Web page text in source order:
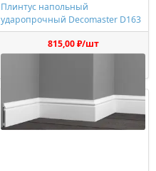
Плинтус напольный
ударопрочный Decomaster D163
815,00 ₽/шт